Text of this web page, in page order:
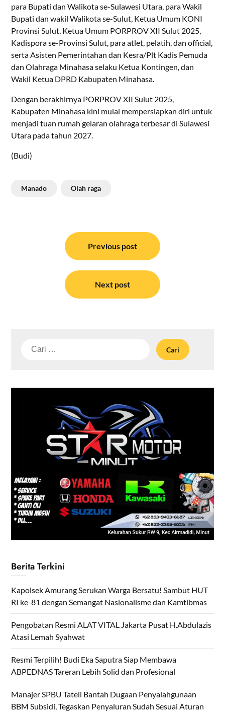
para Bupati dan Walikota se-Sulawesi Utara, para Wakil
Bupati dan wakil Walikota se-Sulut, Ketua Umum KONI
Provinsi Sulut, Ketua Umum PORPROV XII Sulut 2025,
Kadispora se-Provinsi Sulut, para atlet, pelatih, dan official,
serta Asisten Pemerintahan dan Kesra/Plt Kadis Pemuda
dan Olahraga Minahasa selaku Ketua Kontingen, dan
Wakil Ketua DPRD Kabupaten Minahasa.
Dengan berakhirnya PORPROV XII Sulut 2025,
Kabupaten Minahasa kini mulai mempersiapkan diri untuk
menjadi tuan rumah gelaran olahraga terbesar di Sulawesi
Utara pada tahun 2027.
(Budi)
Manado Olah raga
Previous post
Next post
Cari
Berita Terkini
Kapolsek Amurang Serukan Warga Bersatu! Sambut HUT
RI ke-81 dengan Semangat Nasionalisme dan Kamtibmas
Pengobatan Resmi ALAT VITAL Jakarta Pusat H.Abdulazis
Atasi Lemah Syahwat
Resmi Terpilih! Budi Eka Saputra Siap Membawa
ABPEDNAS Tareran Lebih Solid dan Profesional
Manajer SPBU Tateli Bantah Dugaan Penyalahgunaan
BBM Subsidi, Tegaskan Penyaluran Sudah Sesuai Aturan